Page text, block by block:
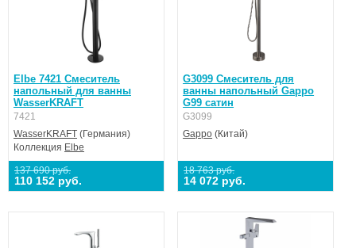
Elbe 7421 Смеситель
напольный для ванны
WasserKRAFT
7421
WasserKRAFT (Германия)
Коллекция Elbe
137 690 руб.
110 152 руб.
G3099 Смеситель для
ванны напольный Gappo
G99 сатин
G3099
Gappo (Китай)
18 763 руб.
14 072 руб.